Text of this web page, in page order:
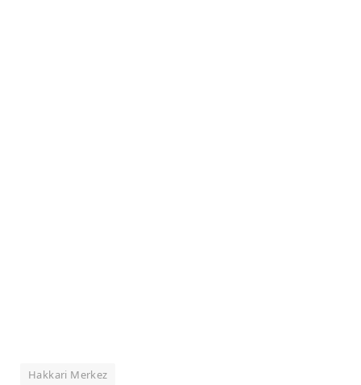
Hakkari Merkez